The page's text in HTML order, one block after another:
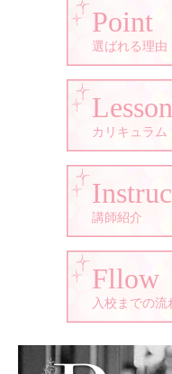
Point
選ばれる理由
Lesson
カリキュラム
講師紹介
Fllow
入校までの流